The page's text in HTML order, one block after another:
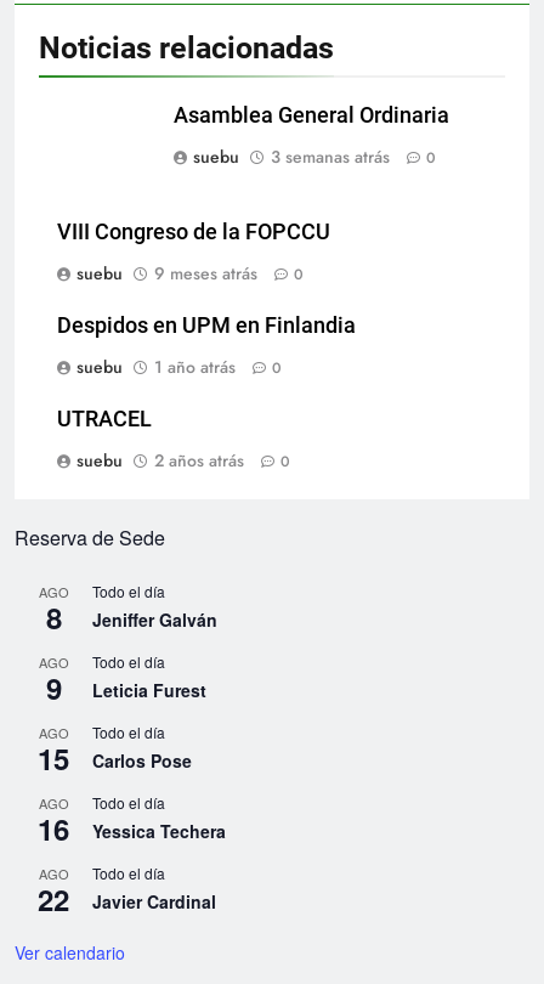
Noticias relacionadas
Asamblea General Ordinaria
suebu
3 semanas atrás 0
VIII Congreso de la FOPCCU
suebu
9 meses atrás 0
Despidos en UPM en Finlandia
suebu
1 año atrás 0
UTRACEL
suebu
2 años atrás 0
Reserva de Sede
AGO
8
Todo el día
Jeniffer Galván
AGO
9
Todo el día
Leticia Furest
AGO
15
Todo el día
Carlos Pose
AGO
16
Todo el día
Yessica Techera
AGO
22
Todo el día
Javier Cardinal
Ver calendario